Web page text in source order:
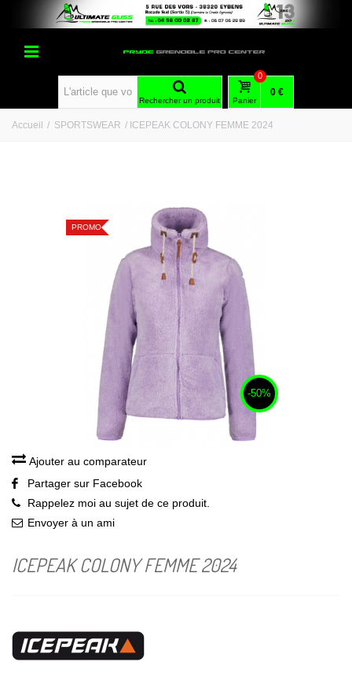
Rechercher un produit Panier
0
0 €
Accueil / SPORTSWEAR / ICEPEAK COLONY FEMME 2024
PROMO
-50%
Ajouter au comparateur
Partager sur Facebook
Rappelez moi au sujet de ce produit.
Envoyer à un ami
ICEPEAK COLONY FEMME 2024